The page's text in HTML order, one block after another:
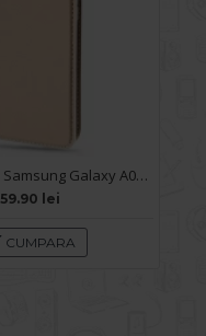
Husa pentru Samsung Galaxy A05s - Carte X-Power Gold
59.90 lei
CUMPARA